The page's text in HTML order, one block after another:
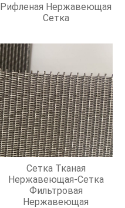
Рифленая Нержавеющая
Сетка
Сетка Тканая
Нержавеющая-Сетка
Фильтровая
Нержавеющая